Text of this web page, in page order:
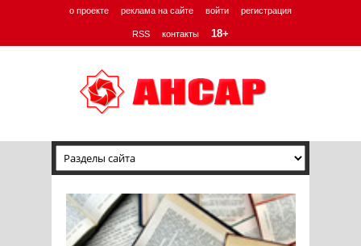
о проекте реклама на сайте войти регистрация
RSS контакты 18+